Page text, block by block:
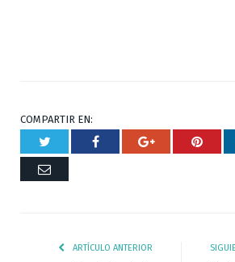
COMPARTIR EN:
Twitter Facebook Google+
Correo
ARTÍCULO ANTERIOR